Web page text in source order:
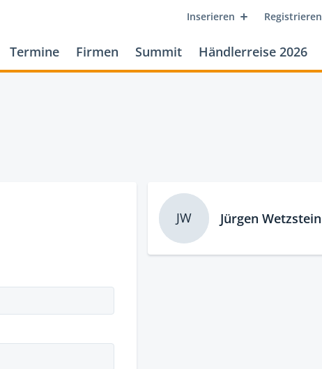
Inserieren Registrieren
Termine Firmen Summit Händlerreise 2026
JW Jürgen Wetzstein